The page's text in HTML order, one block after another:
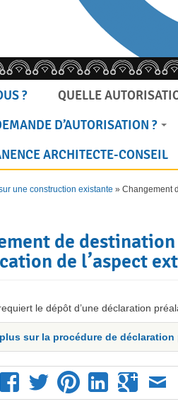
?
QUELLE
D’AUTORISATION ?
ARCHITECTE-CONSEIL
une construction existante » Changement
de
de l’aspect
le dépôt d’une déclaration
sur la procédure de déclaration